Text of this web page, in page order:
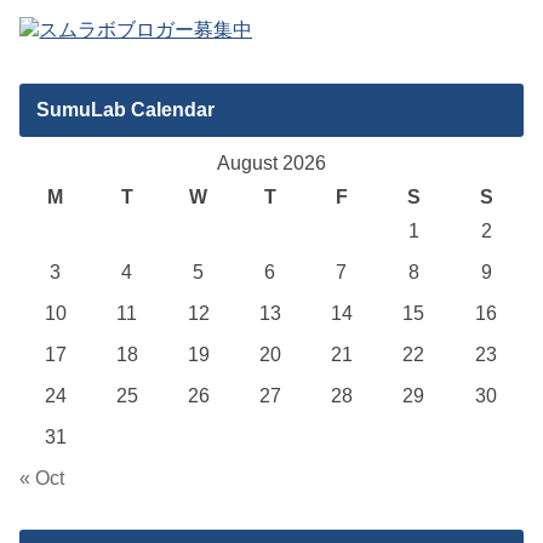
SumuLab Calendar
August 2026
M
T W T F S
S
1
2
3
4 5 6 7 8
9
10
11 12 13 14 15
16
17
18 19 20 21 22
23
24
25 26 27 28 29
30
31
« Oct